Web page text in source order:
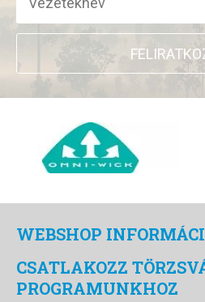
WEBSHOP
CSATLAKOZZ
PROGRAMUNKHOZ